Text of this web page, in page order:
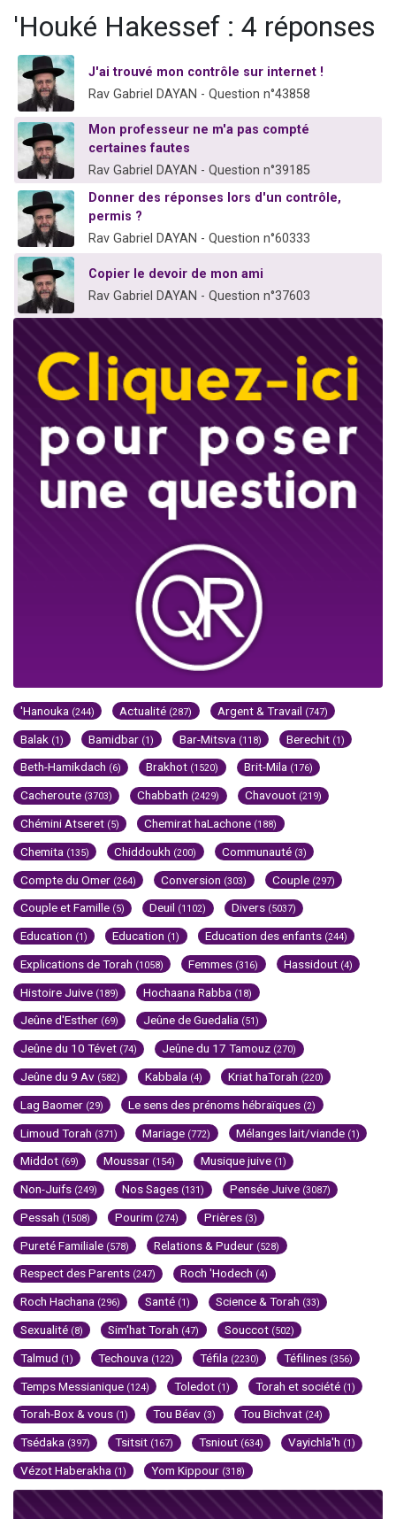
Il reste 49 places pour étudier en groupe sur Zoom
12 nouvelles musiques dans Torah-Box Music
'Houké Hakessef : 4 réponses
J'ai trouvé mon contrôle sur internet !
Rav Gabriel DAYAN - Question n°43858
Mon professeur ne m'a pas compté
certaines fautes
Rav Gabriel DAYAN - Question n°39185
Donner des réponses lors d'un contrôle,
permis ?
Rav Gabriel DAYAN - Question n°60333
Copier le devoir de mon ami
Rav Gabriel DAYAN - Question n°37603
'Hanouka (244) Actualité (287) Argent & Travail (747)
Balak (1) Bamidbar (1) Bar-Mitsva (118) Berechit (1)
Beth-Hamikdach (6) Brakhot (1520) Brit-Mila (176)
Cacheroute (3703) Chabbath (2429) Chavouot (219)
Chémini Atseret (5) Chemirat haLachone (188)
Chemita (135) Chiddoukh (200) Communauté (3)
Compte du Omer (264) Conversion (303) Couple (297)
Couple et Famille (5) Deuil (1102) Divers (5037)
Education (1) Education (1) Education des enfants (244)
Explications de Torah (1058) Femmes (316) Hassidout (4)
Histoire Juive (189) Hochaana Rabba (18)
Jeûne d'Esther (69) Jeûne de Guedalia (51)
Jeûne du 10 Tévet (74) Jeûne du 17 Tamouz (270)
Jeûne du 9 Av (582) Kabbala (4) Kriat haTorah (220)
Lag Baomer (29) Le sens des prénoms hébraïques (2)
Limoud Torah (371) Mariage (772) Mélanges lait/viande (1)
Middot (69) Moussar (154) Musique juive (1)
Non-Juifs (249) Nos Sages (131) Pensée Juive (3087)
Pessah (1508) Pourim (274) Prières (3)
Pureté Familiale (578) Relations & Pudeur (528)
Respect des Parents (247) Roch 'Hodech (4)
Roch Hachana (296) Santé (1) Science & Torah (33)
Sexualité (8) Sim'hat Torah (47) Souccot (502)
Talmud (1) Techouva (122) Téfila (2230) Téfilines (356)
Temps Messianique (124) Toledot (1) Torah et société (1)
Torah-Box & vous (1) Tou Béav (3) Tou Bichvat (24)
Tsédaka (397) Tsitsit (167) Tsniout (634) Vayichla'h (1)
Vézot Haberakha (1) Yom Kippour (318)